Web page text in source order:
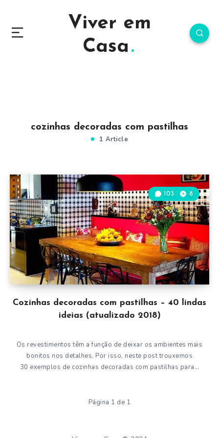
Viver em
Casa
cozinhas decoradas com pastilhas
1 Article
Cozinhas decoradas com pastilhas – 40 lindas
ideias (atualizado 2018)
103 8
Os revestimentos têm a função de deixar os ambientes mais
bonitos nos detalhes. Por isso, neste post trouxemos
30 exemplos de cozinhas decoradas com pastilhas para…
Página 1 de 1